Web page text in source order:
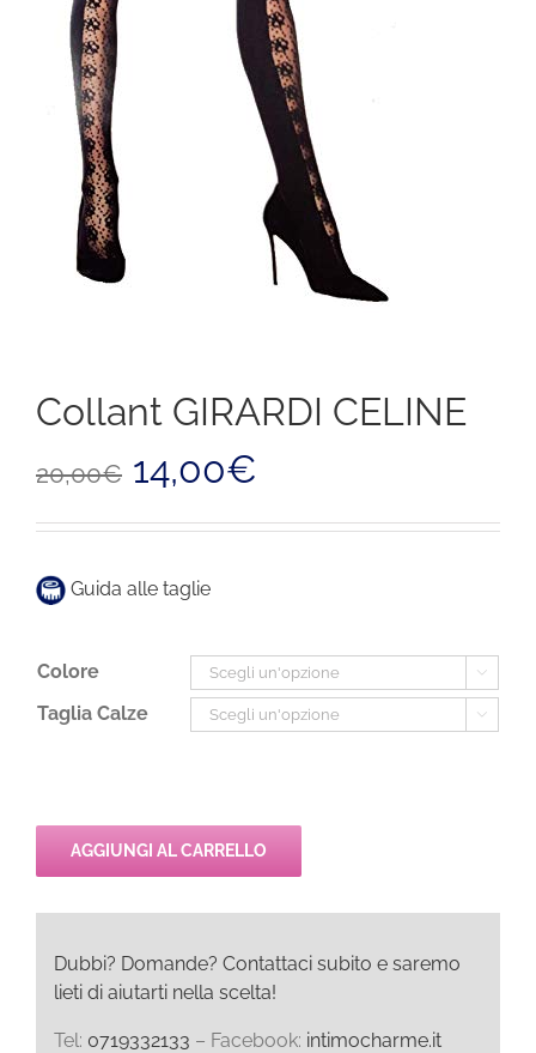
Collant GIRARDI CELINE
20,00€ prezzo
era:
14,00€
è:
Guida alle taglie
Colore 
Taglia Calze 
AGGIUNGI AL CARRELLO
Dubbi? Domande? Contattaci subito e saremo
lieti di aiutarti nella scelta!
Tel: 0719332133 – Facebook: intimocharme.it